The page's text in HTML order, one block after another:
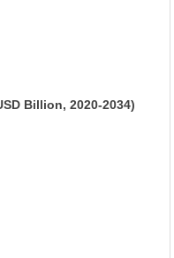
Billion, 2020-2034)